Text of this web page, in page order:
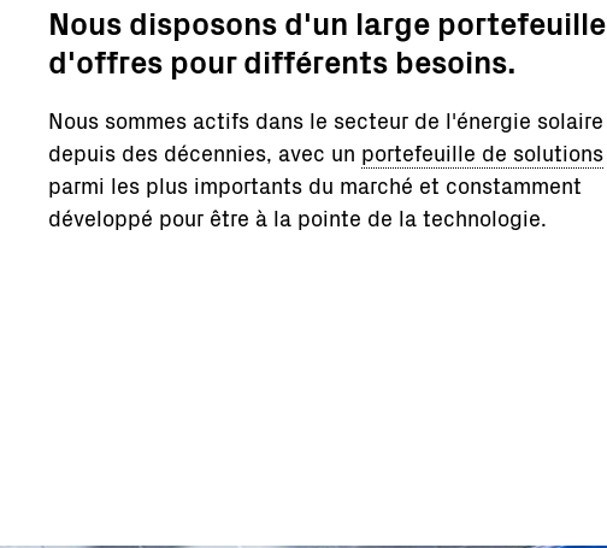
Nous disposons d'un large portefeuille
d'offres pour différents besoins.
Nous sommes actifs dans le secteur de l'énergie solaire
depuis des décennies, avec un portefeuille de solutions
parmi les plus importants du marché et constamment
développé pour être à la pointe de la technologie.